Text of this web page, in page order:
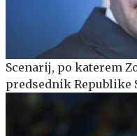
Scenarij, po katerem
predsednik Republike